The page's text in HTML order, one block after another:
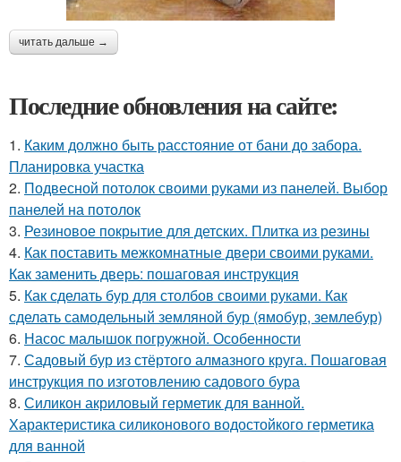
читать дальше →
Последние обновления на сайте:
1. Каким должно быть расстояние от бани до забора.
Планировка участка
2. Подвесной потолок своими руками из панелей. Выбор
панелей на потолок
3. Резиновое покрытие для детских. Плитка из резины
4. Как поставить межкомнатные двери своими руками.
Как заменить дверь: пошаговая инструкция
5. Как сделать бур для столбов своими руками. Как
сделать самодельный земляной бур (ямобур, землебур)
6. Насос малышок погружной. Особенности
7. Садовый бур из стёртого алмазного круга. Пошаговая
инструкция по изготовлению садового бура
8. Силикон акриловый герметик для ванной.
Характеристика силиконового водостойкого герметика
для ванной